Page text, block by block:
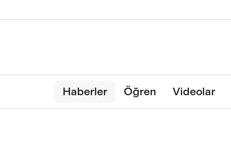
Haberler Öğren Videolar